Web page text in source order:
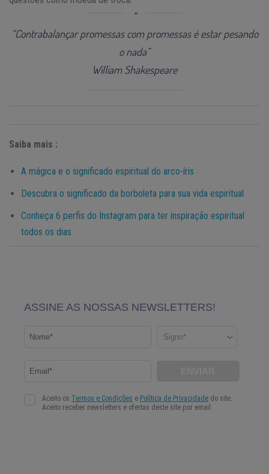
“Contrabalançar promessas com promessas é estar pesando
o nada”
William Shakespeare
Saiba mais :
A mágica e o significado espiritual do arco-íris
Descubra o significado da borboleta para sua vida espiritual
Conheça 6 perfis do Instagram para ter inspiração espiritual
todos os dias